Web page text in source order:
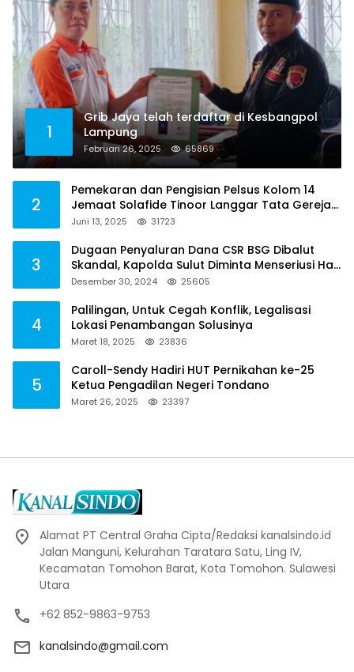
1
Grib Jaya telah terdaftar di Kesbangpol
Lampung
Februari 26, 2025 65869
2
Pemekaran dan Pengisian Pelsus Kolom 14
Jemaat Solafide Tinoor Langgar Tata Gereja
2021, Toreh : Ini Perbuatan Melawan Hukum
Juni 13, 2025 31723
3
Dugaan Penyaluran Dana CSR BSG Dibalut
Skandal, Kapolda Sulut Diminta Menseriusi Hal
ini
Desember 30, 2024 25605
4
Palilingan, Untuk Cegah Konflik, Legalisasi
Lokasi Penambangan Solusinya
Maret 18, 2025 23836
5
Caroll-Sendy Hadiri HUT Pernikahan ke-25
Ketua Pengadilan Negeri Tondano
Maret 26, 2025 23397
Alamat PT Central Graha Cipta/Redaksi kanalsindo.id
Jalan Manguni, Kelurahan Taratara Satu, Ling IV,
Kecamatan Tomohon Barat, Kota Tomohon. Sulawesi
Utara
+62 852-9863-9753
kanalsindo@gmail.com